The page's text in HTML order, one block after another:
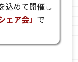
込めて開催し
ェア会」 で